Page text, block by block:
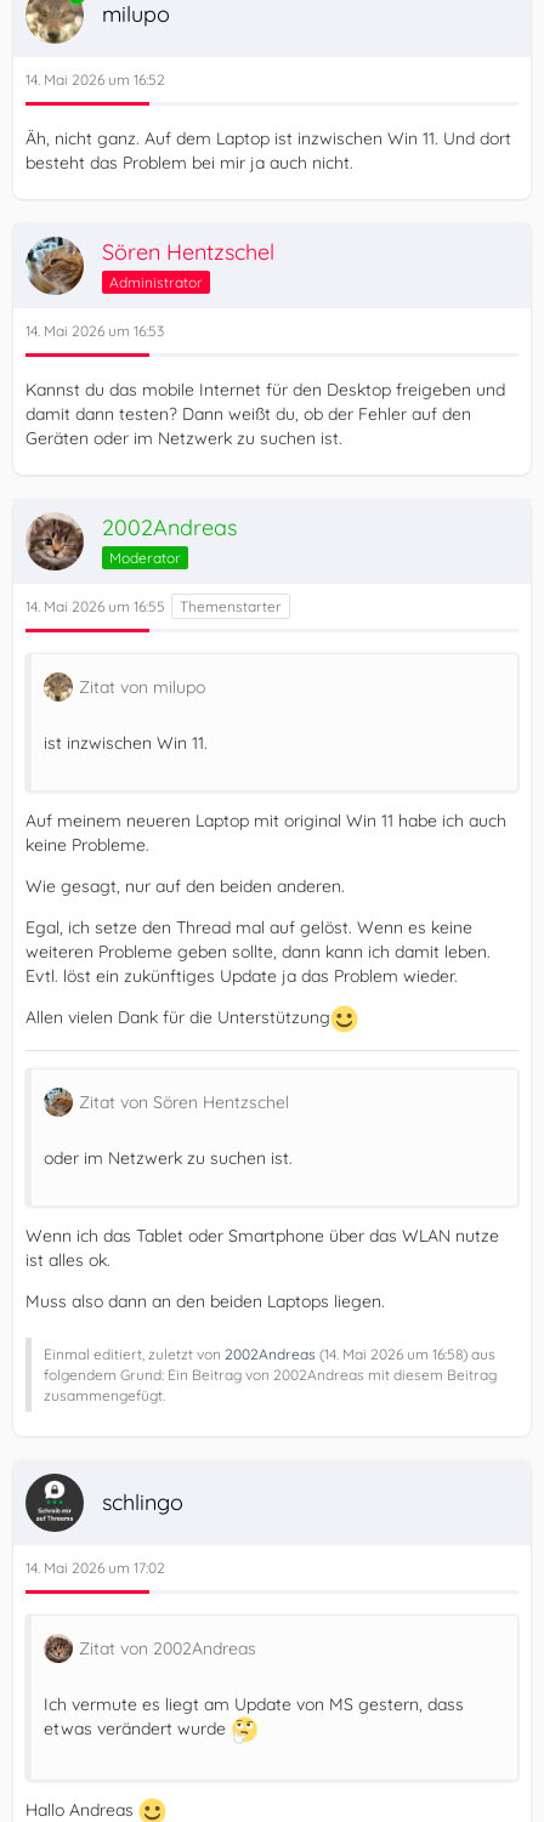
milupo
14. Mai 2026 um 16:52
Äh, nicht ganz. Auf dem Laptop ist inzwischen Win 11. Und dort
besteht das Problem bei mir ja auch nicht.
Sören Hentzschel
Administrator
14. Mai 2026 um 16:53
Kannst du das mobile Internet für den Desktop freigeben und
damit dann testen? Dann weißt du, ob der Fehler auf den
Geräten oder im Netzwerk zu suchen ist.
2002Andreas
Moderator
14. Mai 2026 um 16:55
Zitat von milupo
ist inzwischen Win 11.
Auf meinem neueren Laptop mit original Win 11 habe ich auch
keine Probleme.
Wie gesagt, nur auf den beiden anderen.
Egal, ich setze den Thread mal auf gelöst. Wenn es keine
weiteren Probleme geben sollte, dann kann ich damit leben.
Evtl. löst ein zukünftiges Update ja das Problem wieder.
Allen vielen Dank für die Unterstützung
Zitat von Sören Hentzschel
oder im Netzwerk zu suchen ist.
Wenn ich das Tablet oder Smartphone über das WLAN nutze
ist alles ok.
Muss also dann an den beiden Laptops liegen.
Einmal editiert, zuletzt von 2002Andreas (14. Mai 2026 um 16:58) aus
folgendem Grund: Ein Beitrag von 2002Andreas mit diesem Beitrag
zusammengefügt.
schlingo
14. Mai 2026 um 17:02
Zitat von 2002Andreas
Ich vermute es liegt am Update von MS gestern, dass
etwas verändert wurde
Hallo Andreas